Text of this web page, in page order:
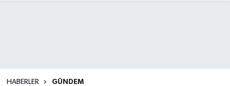
HABERLER GÜNDEM